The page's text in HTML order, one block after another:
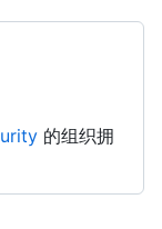
的组织拥